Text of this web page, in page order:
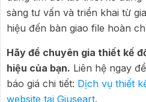
sàng tư vấn và triển khai từ
hiệu đến bàn giao file hoàn
Hãy để chuyên gia thiết kế
hiệu của bạn. Liên hệ ngay
báo giá chi tiết: Dịch vụ thiết
website tại Giuseart.